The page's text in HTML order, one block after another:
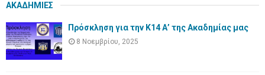
ΑΚΑΔΗΜΙΕΣ
Πρόσκληση για την Κ14 Α’ της Ακαδημίας μας
8 Νοεμβρίου, 2025